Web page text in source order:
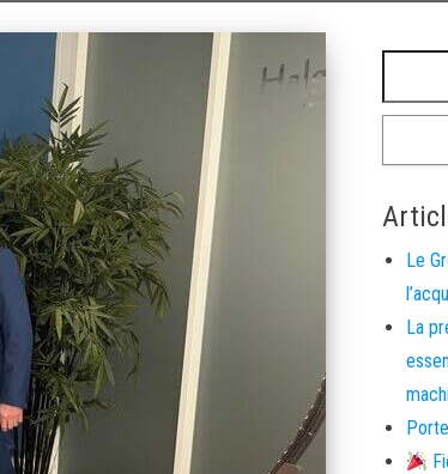
Le
La